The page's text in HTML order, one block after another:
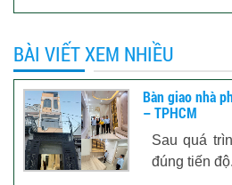
BÀI VIẾT XEM NHIỀU
Bàn giao nhà
– TPHCM
Sau quá
đúng tiến